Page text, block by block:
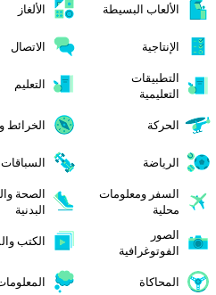
الألعاب البسيطة
الألغاز
الإنتاجية
الاتصال
التطبيقات
التعليمية
التعليم
الحركة الخرائط
الرياضة
السباقات
السفر ومعلومات
محلية
الصحة
البدنية
الصور
الفوتوغرافية
الكتب
المحاكاة